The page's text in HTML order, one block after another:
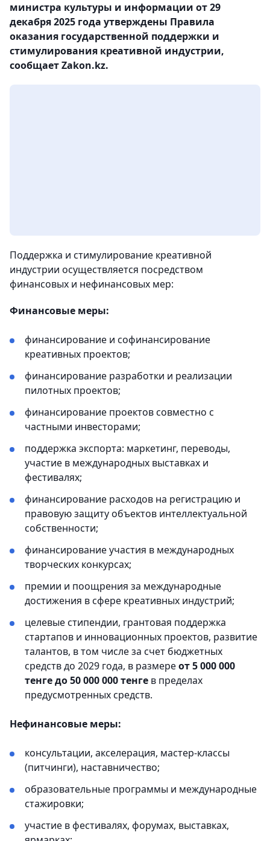
министра культуры и информации от 29
декабря 2025 года утверждены Правила
оказания государственной поддержки и
стимулирования креативной индустрии,
сообщает Zakon.kz.
Поддержка и стимулирование креативной
индустрии осуществляется посредством
финансовых и нефинансовых мер:
Финансовые меры:
финансирование и софинансирование
креативных проектов;
финансирование разработки и реализации
пилотных проектов;
финансирование проектов совместно с
частными инвесторами;
поддержка экспорта: маркетинг, переводы,
участие в международных выставках и
фестивалях;
финансирование расходов на регистрацию и
правовую защиту объектов интеллектуальной
собственности;
финансирование участия в международных
творческих конкурсах;
премии и поощрения за международные
достижения в сфере креативных индустрий;
целевые стипендии, грантовая поддержка
стартапов и инновационных проектов, развитие
талантов, в том числе за счет бюджетных
средств до 2029 года, в размереот 5 000 000
тенге до 50 000 000 тенге в пределах
предусмотренных средств.
Нефинансовые меры:
консультации, акселерация, мастер-классы
(питчинги), наставничество;
образовательные программы и международные
стажировки;
участие в фестивалях, форумах, выставках,